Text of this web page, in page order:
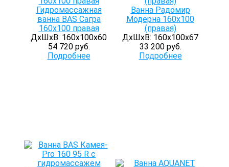
Гидромассажная
ванна BAS Сагра
160х100 правая
ДхШхВ: 160х100х60
54 720 руб.
Подробнее
Ванна Радомир
Модерна 160х100
(правая)
ДхШхВ: 160х100х67
33 200 руб.
Подробнее